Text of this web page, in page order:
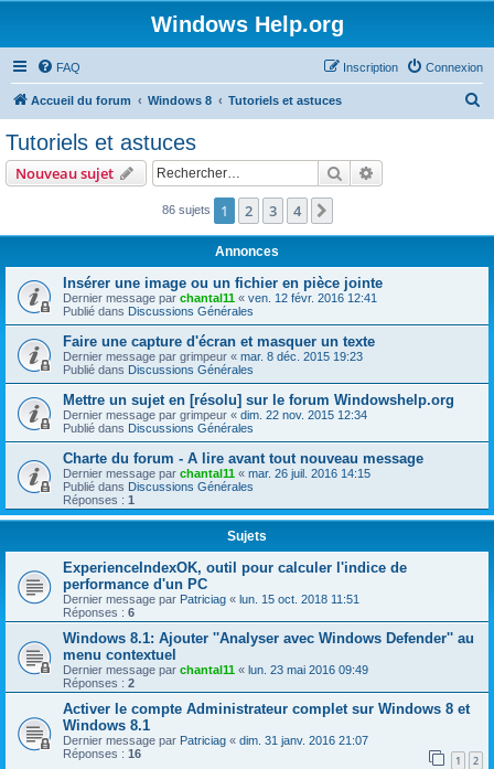
Windows Help.org
FAQ Connexion
Inscription
Accueil du forum Windows 8 Tutoriels et astuces
Tutoriels et astuces
Nouveau sujet Rechercher
86 sujets 1 2 3 4
Annonces
Insérer une image ou un fichier en pièce jointe
Dernier message par chantal11 « ven. 12 févr. 2016 12:41
Publié dans Discussions Générales
Faire une capture d'écran et masquer un texte
Dernier message par grimpeur « mar. 8 déc. 2015 19:23
Publié dans Discussions Générales
Mettre un sujet en [résolu] sur le forum Windowshelp.org
Dernier message par grimpeur « dim. 22 nov. 2015 12:34
Publié dans Discussions Générales
Charte du forum - A lire avant tout nouveau message
Dernier message par chantal11 « mar. 26 juil. 2016 14:15
Publié dans Discussions Générales
Réponses : 1
Sujets
ExperienceIndexOK, outil pour calculer l'indice de
performance d'un PC
Dernier message par Patriciag « lun. 15 oct. 2018 11:51
Réponses : 6
Windows 8.1: Ajouter ''Analyser avec Windows Defender'' au
menu contextuel
Dernier message par chantal11 « lun. 23 mai 2016 09:49
Réponses : 2
Activer le compte Administrateur complet sur Windows 8 et
Windows 8.1
Dernier message par Patriciag « dim. 31 janv. 2016 21:07
Réponses : 16 1 2